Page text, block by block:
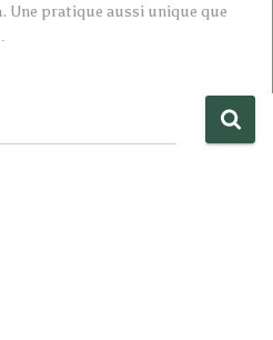
Une pratique aussi unique que